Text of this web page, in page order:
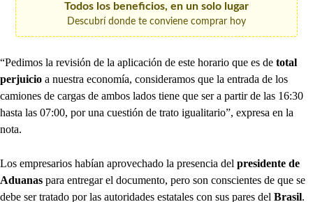
Todos los beneficios, en un solo lugar
Descubrí donde te conviene comprar hoy
“Pedimos la revisión de la aplicación de este horario que es de total
perjuicio a nuestra economía, consideramos que la entrada de los
camiones de cargas de ambos lados tiene que ser a partir de las 16:30
hasta las 07:00, por una cuestión de trato igualitario”, expresa en la
nota.
Los empresarios habían aprovechado la presencia del presidente de
Aduanas para entregar el documento, pero son conscientes de que se
debe ser tratado por las autoridades estatales con sus pares del Brasil.